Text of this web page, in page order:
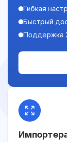
Гибкая
Быстрый
Поддержка